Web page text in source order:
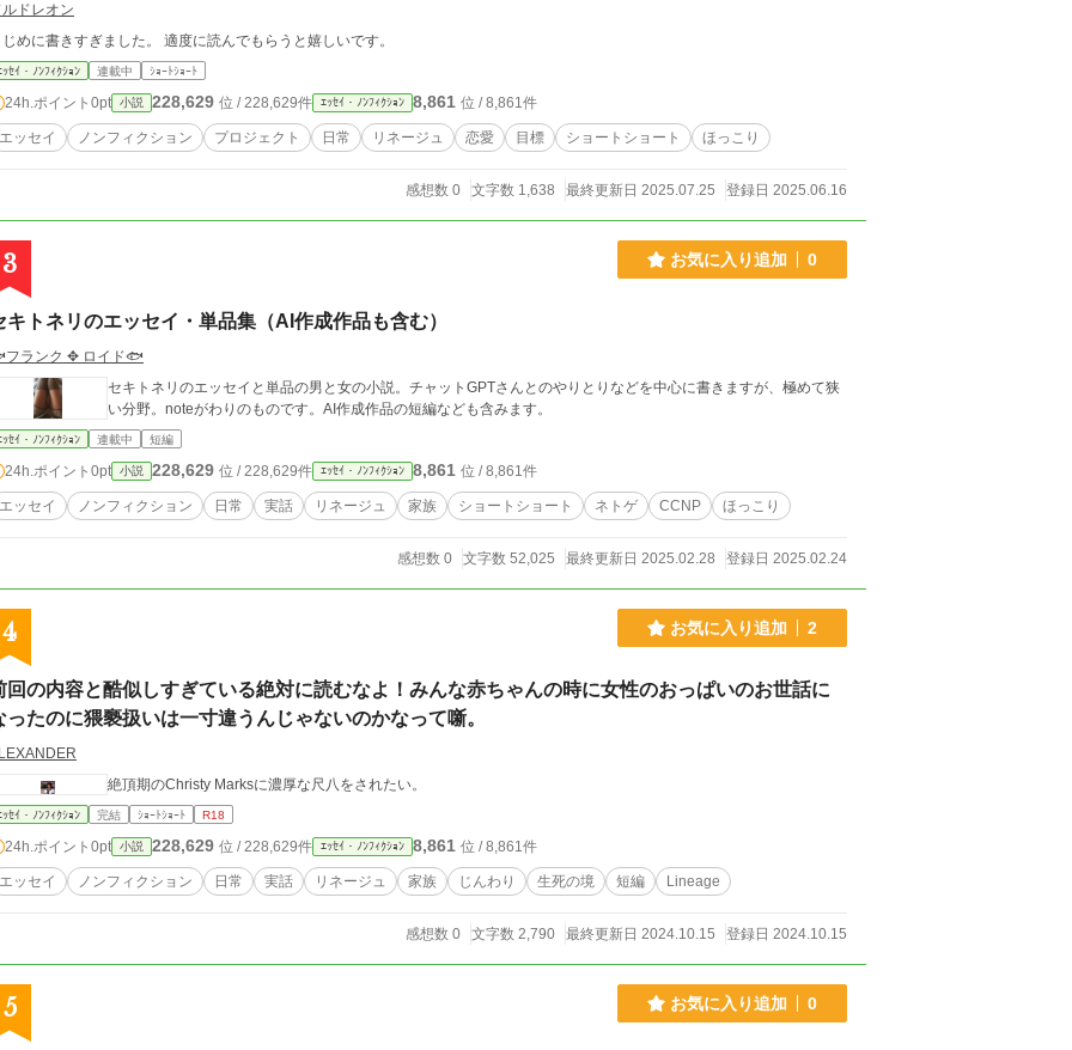
ドレオン
めに書きすぎました。 適度に読んでもらうと嬉しいです。
ｯｾｲ・ﾉﾝﾌｨｸｼｮﾝ 連載中 ｼｮｰﾄｼｮｰﾄ
24h.ポイント 0pt 小説 228,629 位 / 228,629件 ｴｯｾｲ・ﾉﾝﾌｨｸｼｮﾝ 8,861 位 / 8,861件
エッセイ ノンフィクション プロジェクト 日常 リネージュ 恋愛 目標 ショートショート ほっこり
感想数 0 文字数 1,638 最終更新日 2025.07.25 登録日 2025.06.16
3 お気に入り追加 0
キトネリのエッセイ・単品集（AI作成作品も含む）
フランク ✥ ロイド🐟
セキトネリのエッセイと単品の男と女の小説。チャットGPTさんとのやりとりなどを中心に書きますが、極めて狭
い分野。noteがわりのものです。AI作成作品の短編なども含みます。
ｯｾｲ・ﾉﾝﾌｨｸｼｮﾝ 連載中 短編
24h.ポイント 0pt 小説 228,629 位 / 228,629件 ｴｯｾｲ・ﾉﾝﾌｨｸｼｮﾝ 8,861 位 / 8,861件
エッセイ ノンフィクション 日常 実話 リネージュ 家族 ショートショート ネトゲ CCNP ほっこり
感想数 0 文字数 52,025 最終更新日 2025.02.28 登録日 2025.02.24
4 お気に入り追加 2
回の内容と酷似しすぎている絶対に読むなよ！みんな赤ちゃんの時に女性のおっぱいのお世話に
ったのに猥褻扱いは一寸違うんじゃないのかなって噺。
絶頂期のChristy Marksに濃厚な尺八をされたい。
ｯｾｲ・ﾉﾝﾌｨｸｼｮﾝ 完結 ｼｮｰﾄｼｮｰﾄ R18
24h.ポイント 0pt 小説 228,629 位 / 228,629件 ｴｯｾｲ・ﾉﾝﾌｨｸｼｮﾝ 8,861 位 / 8,861件
エッセイ ノンフィクション 日常 実話 リネージュ 家族 じんわり 生死の境 短編 Lineage
感想数 0 文字数 2,790 最終更新日 2024.10.15 登録日 2024.10.15
5 お気に入り追加 0